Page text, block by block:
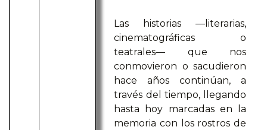
Las historias —literarias,
cinematográficas o
teatrales— que nos
conmovieron o sacudieron
hace años continúan, a
través del tiempo, llegando
hasta hoy marcadas en la
memoria con los rostros de